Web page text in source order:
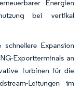
Energien
bei vertikal
schnellere Expansion
Exportterminals an
Turbinen für die
Leitungen im